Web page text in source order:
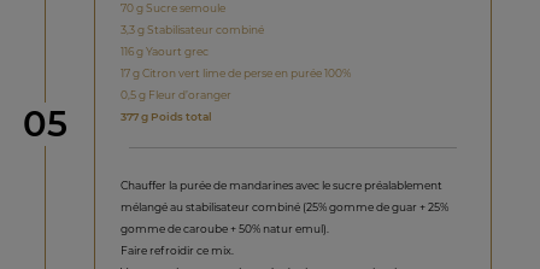
étape
05
70 g Sucre semoule
3,3 g Stabilisateur combiné
116 g Yaourt grec
17 g Citron vert lime de perse en purée 100%
0,5 g Fleur d’oranger
377 g Poids total
Chauffer la purée de mandarines avec le sucre préalablement
mélangé au stabilisateur combiné (25% gomme de guar + 25%
gomme de caroube + 50% natur emul).
Faire refroidir ce mix.